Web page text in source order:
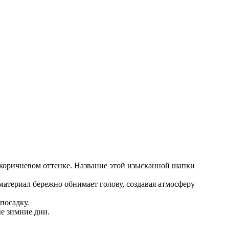
оттенке. Название этой изысканной шапки
бережно обнимает голову, создавая атмосферу
зимние дни.